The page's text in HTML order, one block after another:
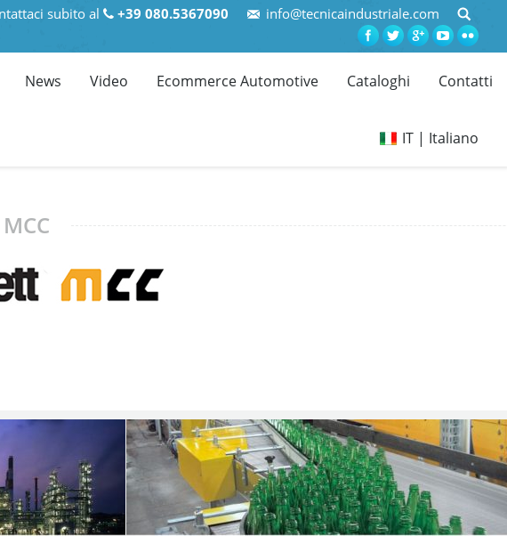
subito al +39 080.5367090 info@tecnicaindustriale.com
News Video Ecommerce Automotive Cataloghi Contatti
IT | Italiano